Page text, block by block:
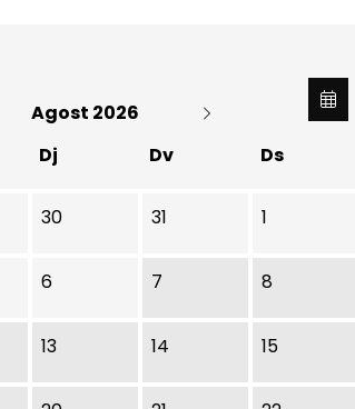
Agost 2026
Dj Dv Ds
30 31 1
6 7 8
13 14 15